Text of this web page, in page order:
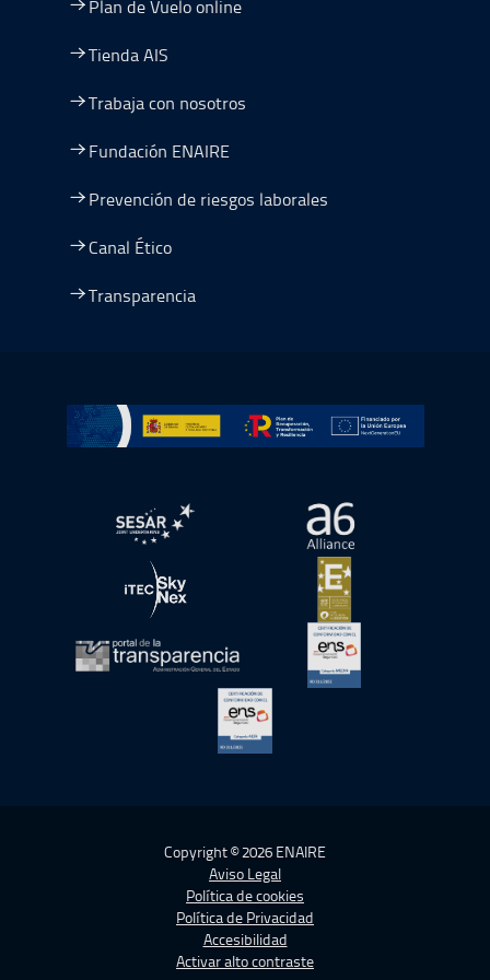
Plan de Vuelo online
Tienda AIS
Trabaja con nosotros
Fundación ENAIRE
Prevención de riesgos laborales
Canal Ético
Transparencia
Ir a Plan de Recuperación, Transformación y
abre en ventana nueva abre en ventana
abre en ventana nueva abre en ventana
abre en ventana nueva
Copyright © 2026 ENAIRE
Aviso Legal
Política de cookies
Política de Privacidad
Accesibilidad
Activar alto contraste